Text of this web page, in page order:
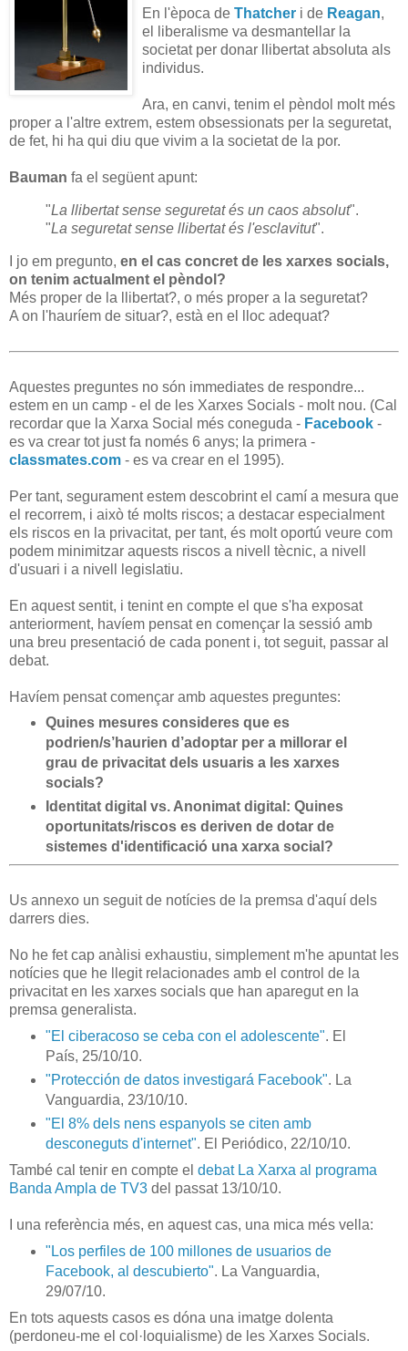
En l'època de Thatcher i de Reagan,
el liberalisme va desmantellar la
societat per donar llibertat absoluta als
individus.
Ara, en canvi, tenim el pèndol molt més
proper a l'altre extrem, estem obsessionats per la seguretat,
de fet, hi ha qui diu que vivim a la societat de la por.
Bauman fa el següent apunt:
"La llibertat sense seguretat és un caos absolut".
"La seguretat sense llibertat és l'esclavitut".
I jo em pregunto, en el cas concret de les xarxes socials,
on tenim actualment el pèndol?
Més proper de la llibertat?, o més proper a la seguretat?
A on l'hauríem de situar?, està en el lloc adequat?
Aquestes preguntes no són immediates de respondre...
estem en un camp - el de les Xarxes Socials - molt nou. (Cal
recordar que la Xarxa Social més coneguda - Facebook -
es va crear tot just fa només 6 anys; la primera -
classmates.com - es va crear en el 1995).
Per tant, segurament estem descobrint el camí a mesura que
el recorrem, i això té molts riscos; a destacar especialment
els riscos en la privacitat, per tant, és molt oportú veure com
podem minimitzar aquests riscos a nivell tècnic, a nivell
d'usuari i a nivell legislatiu.
En aquest sentit, i tenint en compte el que s'ha exposat
anteriorment, havíem pensat en començar la sessió amb
una breu presentació de cada ponent i, tot seguit, passar al
debat.
Havíem pensat començar amb aquestes preguntes:
Quines mesures consideres que es
podrien/s’haurien d’adoptar per a millorar el
grau de privacitat dels usuaris a les xarxes
socials?
Identitat digital vs. Anonimat digital: Quines
oportunitats/riscos es deriven de dotar de
sistemes d'identificació una xarxa social?
Us annexo un seguit de notícies de la premsa d'aquí dels
darrers dies.
No he fet cap anàlisi exhaustiu, simplement m'he apuntat les
notícies que he llegit relacionades amb el control de la
privacitat en les xarxes socials que han aparegut en la
premsa generalista.
"El ciberacoso se ceba con el adolescente". El
País, 25/10/10.
"Protección de datos investigará Facebook". La
Vanguardia, 23/10/10.
"El 8% dels nens espanyols se citen amb
desconeguts d'internet". El Periódico, 22/10/10.
També cal tenir en compte el debat La Xarxa al programa
Banda Ampla de TV3 del passat 13/10/10.
I una referència més, en aquest cas, una mica més vella:
"Los perfiles de 100 millones de usuarios de
Facebook, al descubierto". La Vanguardia,
29/07/10.
En tots aquests casos es dóna una imatge dolenta
(perdoneu-me el col·loquialisme) de les Xarxes Socials.